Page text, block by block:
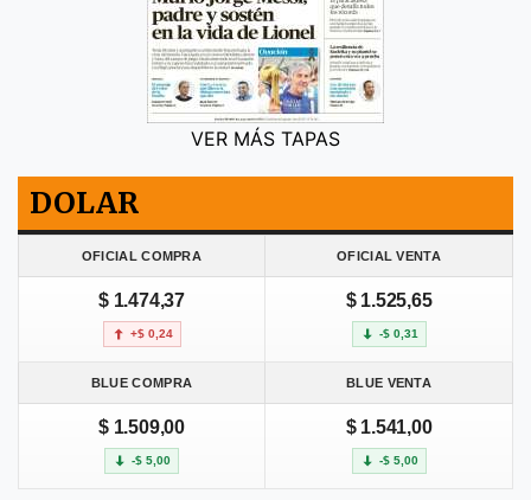
VER MÁS TAPAS
DOLAR
OFICIAL COMPRA OFICIAL VENTA
$ 1.474,37
+$ 0,24
$ 1.525,65
-$ 0,31
BLUE COMPRA BLUE VENTA
$ 1.509,00
-$ 5,00
$ 1.541,00
-$ 5,00